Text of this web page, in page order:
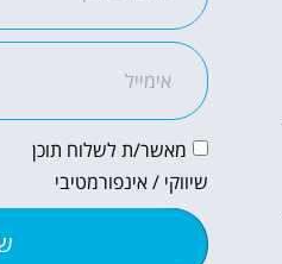
מאשר/ת לשלוח תוכן
שיווקי / אינפורמטיבי